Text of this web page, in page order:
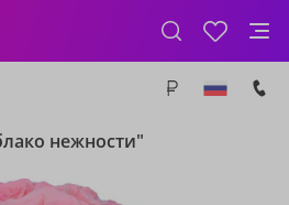
нежности"